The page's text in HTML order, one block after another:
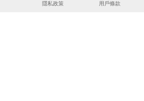
隱私政策 用戶條款